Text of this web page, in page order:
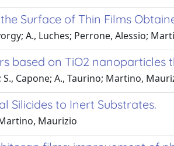
Surface of Thin Films
A., Luches; Perrone, Alessio;
based on TiO2
S., Capone; A., Taurino; Martino,
Silicides to Inert Substrates.
Maurizio